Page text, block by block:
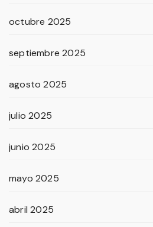
octubre 2025
septiembre 2025
agosto 2025
julio 2025
junio 2025
mayo 2025
abril 2025